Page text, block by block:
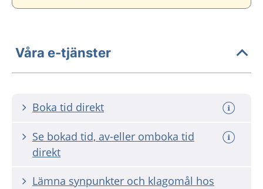
Våra e-tjänster
Boka tid direkt
Se bokad tid, av-eller omboka tid
direkt
Lämna synpunkter och klagomål hos